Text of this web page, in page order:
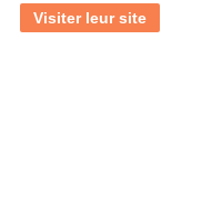
Visiter leur site